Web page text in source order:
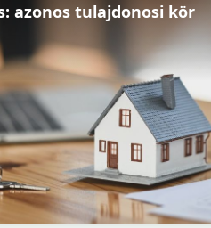
azonos tulajdonosi kör